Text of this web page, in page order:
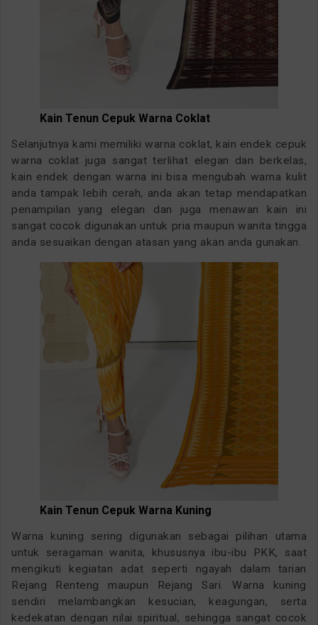
Kain Tenun Cepuk Warna Coklat
Selanjutnya kami memiliki warna coklat, kain endek cepuk
warna coklat juga sangat terlihat elegan dan berkelas,
kain endek dengan warna ini bisa mengubah warna kulit
anda tampak lebih cerah, anda akan tetap mendapatkan
penampilan yang elegan dan juga menawan kain ini
sangat cocok digunakan untuk pria maupun wanita tingga
anda sesuaikan dengan atasan yang akan anda gunakan.
Kain Tenun Cepuk Warna Kuning
Warna kuning sering digunakan sebagai pilihan utama
untuk seragaman wanita, khususnya ibu-ibu PKK, saat
mengikuti kegiatan adat seperti ngayah dalam tarian
Rejang Renteng maupun Rejang Sari. Warna kuning
sendiri melambangkan kesucian, keagungan, serta
kedekatan dengan nilai spiritual, sehingga sangat cocok